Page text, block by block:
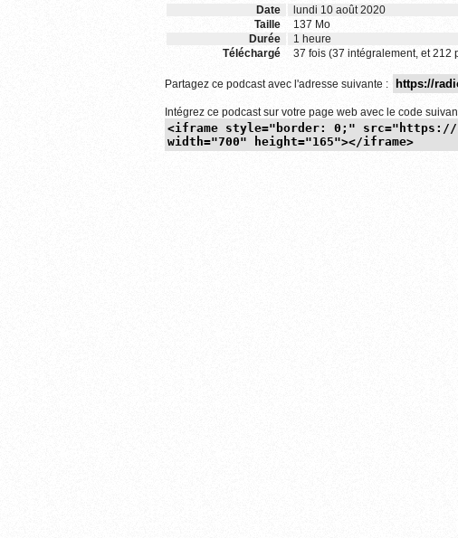
Date
lundi 10 août 2020
Taille
137 Mo
Durée
1 heure
Téléchargé
37 fois (37 intégralement, et 212
Partagez ce podcast avec l'adresse suivante :
Intégrez ce podcast sur votre page web avec le code